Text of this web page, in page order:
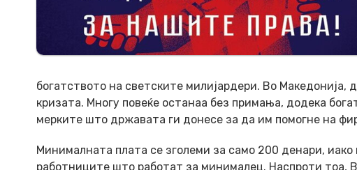
богатството на светските милијардери. Во
кризата. Многу повеќе останаа без примања, додека
мерките што државата ги донесе за да им помогне на
Минималната плата се зголеми за само 200 денари,
работниците што работат за минималец. Наспроти